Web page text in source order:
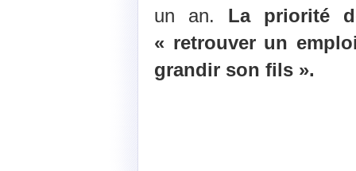
un an. La priorité
« retrouver un
grandir son fils ».